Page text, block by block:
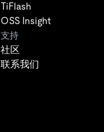
TiFlash
OSS Insight
支持
社区
联系我们